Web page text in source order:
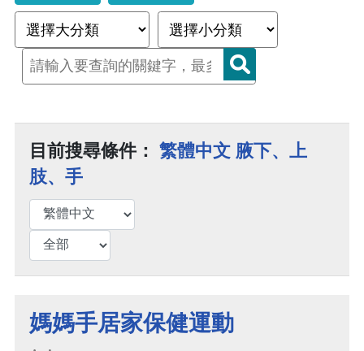
目前搜尋條件： 繁體中文 腋下、上
肢、手
媽媽手居家保健運動